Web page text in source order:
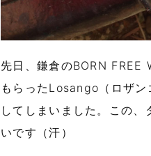
先日、鎌倉のBORN FREE
もらったLosango（ロザン
してしまいました。この
いです（汗）